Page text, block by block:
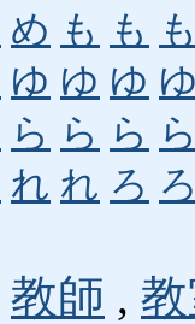
め も も
ゆ ゆ ゆ
ら ら ら
れ れ ろ
教師 ,